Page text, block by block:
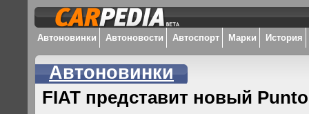
Автоновинки Автоновости Автоспорт Марки История
Автоновинки
FIAT представит новый